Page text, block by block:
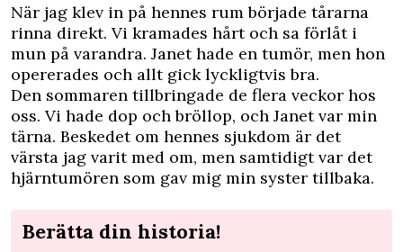
När jag klev in på hennes rum började tårarna
rinna direkt. Vi kramades hårt och sa förlåt i
mun på varandra. Janet hade en tumör, men hon
opererades och allt gick lyckligtvis bra.
Den sommaren tillbringade de flera veckor hos
oss. Vi hade dop och bröllop, och Janet var min
tärna. Beskedet om hennes sjukdom är det
värsta jag varit med om, men samtidigt var det
hjärntumören som gav mig min syster tillbaka.
Berätta din historia!